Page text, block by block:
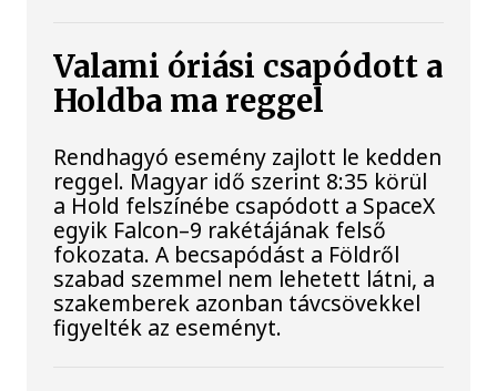
Valami óriási csapódott a
Holdba ma reggel
Rendhagyó esemény zajlott le kedden
reggel. Magyar idő szerint 8:35 körül
a Hold felszínébe csapódott a SpaceX
egyik Falcon–9 rakétájának felső
fokozata. A becsapódást a Földről
szabad szemmel nem lehetett látni, a
szakemberek azonban távcsövekkel
figyelték az eseményt.